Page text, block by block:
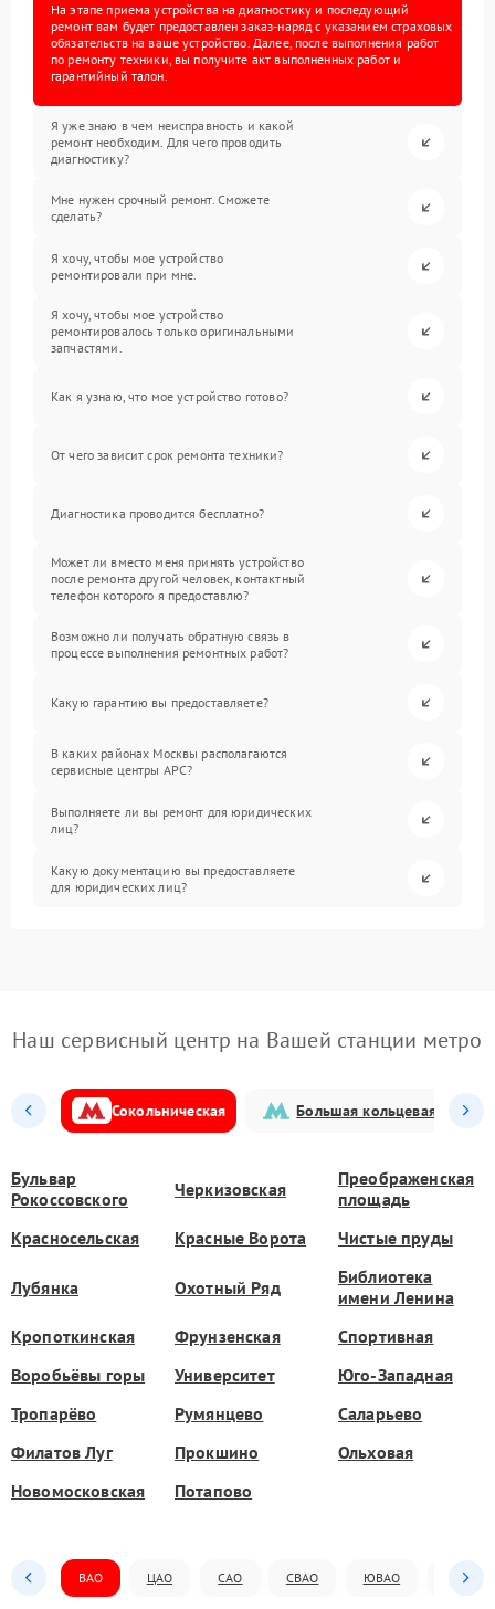
На этапе приема устройства на диагностику и последующий
ремонт вам будет предоставлен заказ-наряд с указанием страховых
обязательств на ваше устройство. Далее, после выполнения работ
по ремонту техники, вы получите акт выполненных работ и
гарантийный талон.
Я уже знаю в чем неисправность и какой
ремонт необходим. Для чего проводить
диагностику?
Мне нужен срочный ремонт. Сможете
сделать?
Я хочу, чтобы мое устройство
ремонтировали при мне.
Я хочу, чтобы мое устройство
ремонтировалось только оригинальными
запчастями.
Как я узнаю, что мое устройство готово?
От чего зависит срок ремонта техники?
Диагностика проводится бесплатно?
Может ли вместо меня принять устройство
после ремонта другой человек, контактный
телефон которого я предоставлю?
Возможно ли получать обратную связь в
процессе выполнения ремонтных работ?
Какую гарантию вы предоставляете?
В каких районах Москвы располагаются
сервисные центры APC?
Выполняете ли вы ремонт для юридических
лиц?
Какую документацию вы предоставляете
для юридических лиц?
Наш сервисный центр на Вашей станции метро
Сокольническая Большая кольцевая
Бульвар
Рокоссовского
Черкизовская
Преображенская
площадь
Красносельская
Красные Ворота Чистые пруды
Лубянка Охотный Ряд
Библиотека
имени Ленина
Кропоткинская
Фрунзенская
Спортивная
Воробьёвы горы
Университет
Юго-Западная
Тропарёво
Румянцево
Саларьево
Филатов Луг
Прокшино
Ольховая
Новомосковская
Потапово
ВАО ЦАО САО СВАО ЮВАО ЮАО